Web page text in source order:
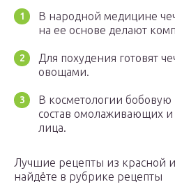
В народной медицине
на ее основе делают
Для похудения готовят
овощами.
В косметологии бобовую
состав омолаживающих
лица.
Лучшие рецепты из красной
найдёте в рубрике рецепты